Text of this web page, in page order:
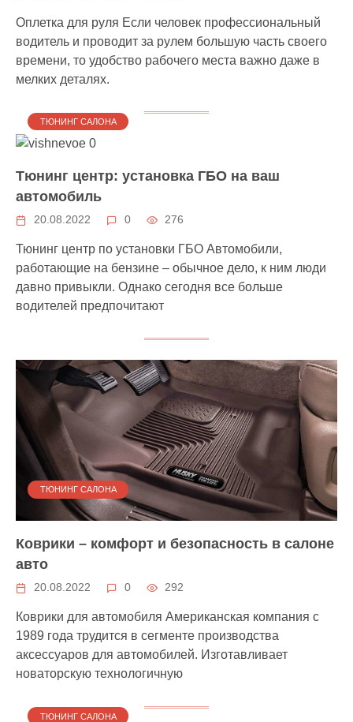
Оплетка для руля Если человек профессиональный
водитель и проводит за рулем большую часть своего
времени, то удобство рабочего места важно даже в
мелких деталях.
ТЮНИНГ САЛОНА
Тюнинг центр: установка ГБО на ваш
автомобиль
20.08.2022 0 276
Тюнинг центр по установки ГБО Автомобили,
работающие на бензине – обычное дело, к ним люди
давно привыкли. Однако сегодня все больше
водителей предпочитают
ТЮНИНГ САЛОНА
Коврики – комфорт и безопасность в салоне
авто
20.08.2022 0 292
Коврики для автомобиля Американская компания с
1989 года трудится в сегменте производства
аксессуаров для автомобилей. Изготавливает
новаторскую технологичную
ТЮНИНГ САЛОНА